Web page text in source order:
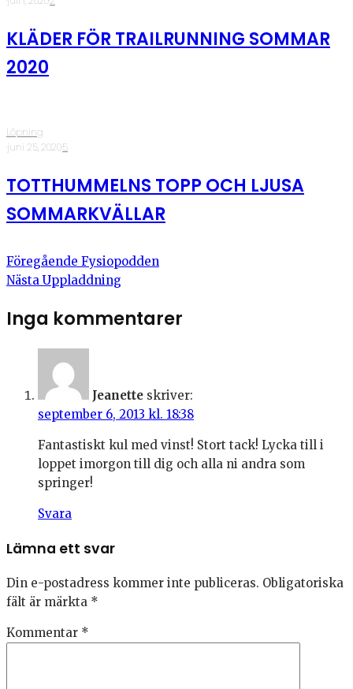
KLÄDER FÖR TRAILRUNNING SOMMAR
2020
Löpning
·juni 25, 2020·5
TOTTHUMMELNS TOPP OCH LJUSA
SOMMARKVÄLLAR
Föregående Fysiopodden
Nästa Uppladdning
Inga kommentarer
Jeanette skriver:
september 6, 2013 kl. 18:38
Fantastiskt kul med vinst! Stort tack! Lycka till i
loppet imorgon till dig och alla ni andra som
springer!
Svara
Lämna ett svar
Din e-postadress kommer inte publiceras. Obligatoriska
fält är märkta *
Kommentar *